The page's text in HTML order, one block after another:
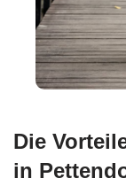
Die
in